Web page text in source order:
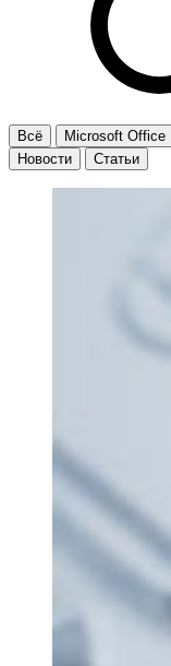
Всё Microsoft Office
Новости
Статьи